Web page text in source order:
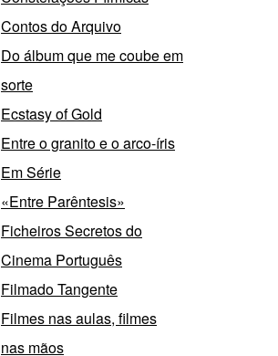
Contos do Arquivo
Do álbum que me coube em
sorte
Ecstasy of Gold
Entre o granito e o arco-íris
Em Série
«Entre Parêntesis»
Ficheiros Secretos do
Cinema Português
Filmado Tangente
Filmes nas aulas, filmes
nas mãos